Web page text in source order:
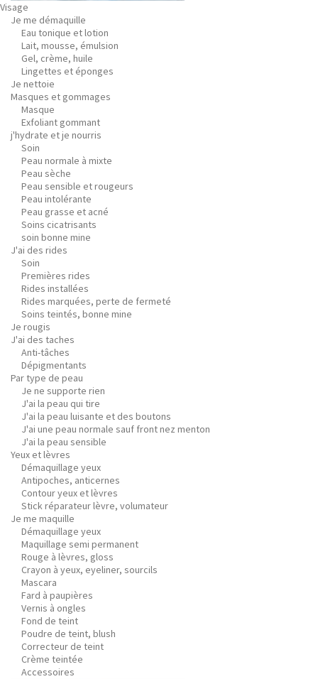
Visage
Je me démaquille
Eau tonique et lotion
Lait, mousse, émulsion
Gel, crème, huile
Lingettes et éponges
Je nettoie
Masques et gommages
Masque
Exfoliant gommant
j'hydrate et je nourris
Soin
Peau normale à mixte
Peau sèche
Peau sensible et rougeurs
Peau intolérante
Peau grasse et acné
Soins cicatrisants
soin bonne mine
J'ai des rides
Soin
Premières rides
Rides installées
Rides marquées, perte de fermeté
Soins teintés, bonne mine
Je rougis
J'ai des taches
Anti-tâches
Dépigmentants
Par type de peau
Je ne supporte rien
J'ai la peau qui tire
J'ai la peau luisante et des boutons
J'ai une peau normale sauf front nez menton
J'ai la peau sensible
Yeux et lèvres
Démaquillage yeux
Antipoches, anticernes
Contour yeux et lèvres
Stick réparateur lèvre, volumateur
Je me maquille
Démaquillage yeux
Maquillage semi permanent
Rouge à lèvres, gloss
Crayon à yeux, eyeliner, sourcils
Mascara
Fard à paupières
Vernis à ongles
Fond de teint
Poudre de teint, blush
Correcteur de teint
Crème teintée
Accessoires